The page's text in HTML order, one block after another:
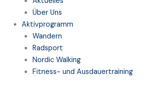
Über Uns
Aktivprogramm
Wandern
Radsport
Nordic Walking
Fitness- und Ausdauertraining